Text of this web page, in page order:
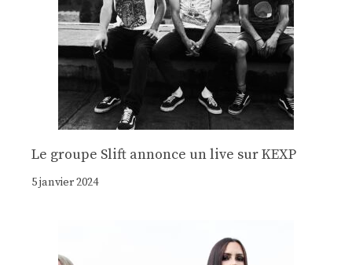
Le groupe Slift annonce un live sur KEXP
5 janvier 2024